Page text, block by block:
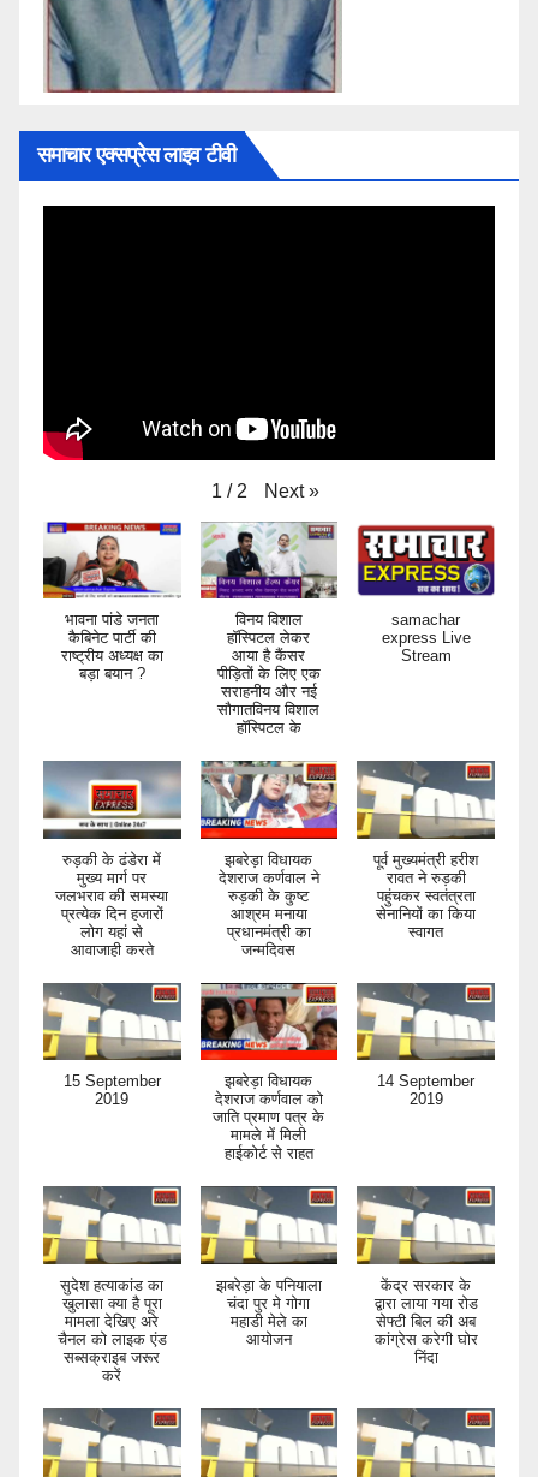
समाचार एक्सप्रेस लाइव टीवी
1 / 2 Next »
भावना पांडे जनता
कैबिनेट पार्टी की
राष्ट्रीय अध्यक्ष का
बड़ा बयान ?
विनय विशाल
हॉस्पिटल लेकर
आया है कैंसर
पीड़ितों के लिए एक
सराहनीय और नई
सौगातविनय विशाल
हॉस्पिटल के
samachar
express Live
Stream
रुड़की के ढंडेरा में
मुख्य मार्ग पर
जलभराव की समस्या
प्रत्येक दिन हजारों
लोग यहां से
आवाजाही करते
झबरेड़ा विधायक
देशराज कर्णवाल ने
रुड़की के कुष्ट
आश्रम मनाया
प्रधानमंत्री का
जन्मदिवस
पूर्व मुख्यमंत्री हरीश
रावत ने रुड़की
पहुंचकर स्वतंत्रता
सेनानियों का किया
स्वागत
15 September
2019
झबरेड़ा विधायक
देशराज कर्णवाल को
जाति प्रमाण पत्र के
मामले में मिली
हाईकोर्ट से राहत
14 September
2019
सुदेश हत्याकांड का
खुलासा क्या है पूरा
मामला देखिए अरे
चैनल को लाइक एंड
सब्सक्राइब जरूर
करें
झबरेड़ा के पनियाला
चंदा पुर मे गोगा
महाडी मेले का
आयोजन
केंद्र सरकार के
द्वारा लाया गया रोड
सेफ्टी बिल की अब
कांग्रेस करेगी घोर
निंदा